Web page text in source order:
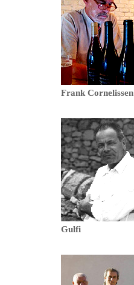
Frank Cornelissen
Gulfi